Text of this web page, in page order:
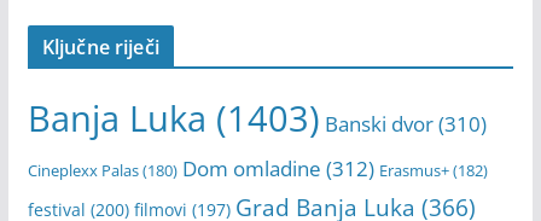
Ključne riječi
Banja Luka (1403) Banski dvor(310)
Cineplexx Palas(180) Dom omladine (312) Erasmus+(182)
festival (200) filmovi (197) Grad Banja Luka (366)